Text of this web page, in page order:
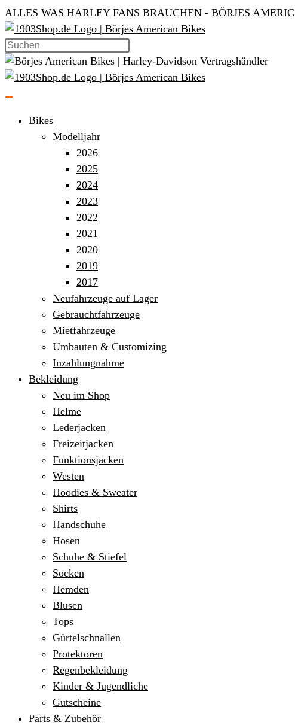
Zum
Inhalt
springen
ALLES WAS HARLEY FANS BRAUCHEN - BÖRJES
Bikes
Modelljahr
2026
2025
2024
2023
2022
2021
2020
2019
2017
Neufahrzeuge auf Lager
Gebrauchtfahrzeuge
Mietfahrzeuge
Umbauten & Customizing
Inzahlungnahme
Bekleidung
Neu im Shop
Helme
Lederjacken
Freizeitjacken
Funktionsjacken
Westen
Hoodies & Sweater
Shirts
Handschuhe
Hosen
Schuhe & Stiefel
Socken
Hemden
Blusen
Tops
Gürtelschnallen
Protektoren
Regenbekleidung
Kinder & Jugendliche
Gutscheine
Parts & Zubehör